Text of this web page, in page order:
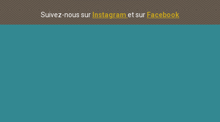
Suivez-nous sur Instagram et sur Facebook